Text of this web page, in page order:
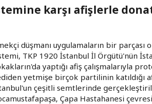
karşı afişlerle
düşmanı uygulamaların bir parçası
TKP 1920 İstanbul İl Örgütü'nün
yaptığı afiş çalışmalarıyla
yetmişe birçok partilinin katıldığı
çeşitli semtlerinde
Çapa Hastahanesi